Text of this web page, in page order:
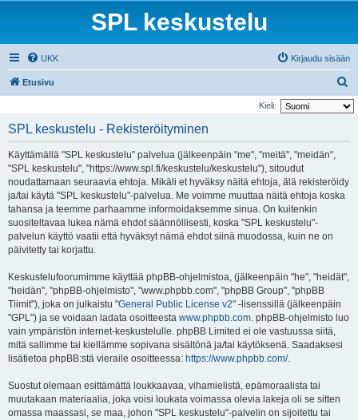
SPL keskustelu
UKK Kirjaudu sisään
Etusivu
t
Kieli:
SPL keskustelu - Rekisteröityminen
Käyttämällä "SPL keskustelu" palvelua (jälkeenpäin "me", "meitä", "meidän",
"SPL keskustelu", "https://www.spl.fi/keskustelu/keskustelu"), sitoudut
noudattamaan seuraavia ehtoja. Mikäli et hyväksy näitä ehtoja, älä rekisteröidy
ja/tai käytä "SPL keskustelu"-palvelua. Me voimme muuttaa näitä ehtoja koska
tahansa ja teemme parhaamme informoidaksemme sinua. On kuitenkin
suositeltavaa lukea nämä ehdot säännöllisesti, koska "SPL keskustelu"-
palvelun käyttö vaatii että hyväksyt nämä ehdot siinä muodossa, kuin ne on
päivitetty tai korjattu.
Keskustelufoorumimme käyttää phpBB-ohjelmistoa, (jälkeenpäin "he", "heidät",
"heidän", "phpBB-ohjelmisto", "www.phpbb.com", "phpBB Group", "phpBB
Tiimit"), joka on julkaistu "General Public License v2" -lisenssillä (jälkeenpäin
"GPL") ja se voidaan ladata osoitteesta www.phpbb.com. phpBB-ohjelmisto luo
vain ympäristön internet-keskustelulle. phpBB Limited ei ole vastuussa siitä,
mitä sallimme tai kiellämme sopivana sisältönä ja/tai käytöksenä. Saadaksesi
lisätietoa phpBB:stä vieraile osoitteessa: https://www.phpbb.com/.
Suostut olemaan esittämättä loukkaavaa, vihamielistä, epämoraalista tai
muutakaan materiaalia, joka voisi loukata voimassa olevia lakeja oli se sitten
omassa maassasi, se maa, johon "SPL keskustelu"-palvelin on sijoitettu tai